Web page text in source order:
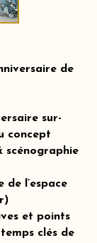
de
sur-
concept
scénographie
de l’espace
et points
clés de